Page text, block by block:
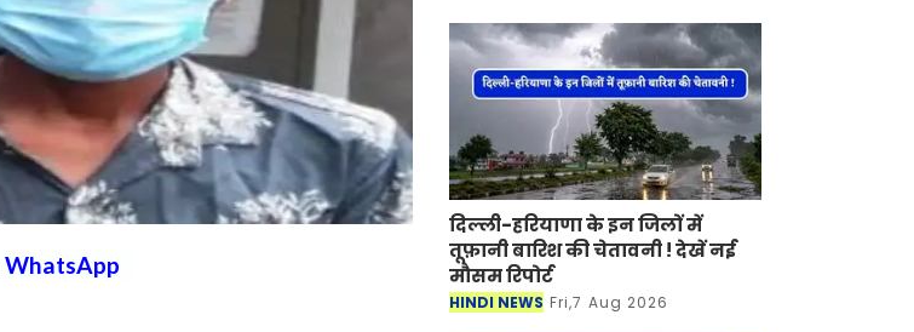
WhatsApp
दिल्ली-हरियाणा के इन जिलों में
तूफ़ानी बारिश की चेतावनी ! देखें नई
मौसम रिपोर्ट
HINDI NEWS Fri,7 Aug 2026